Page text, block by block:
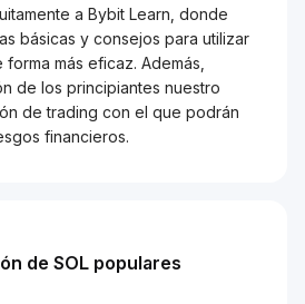
a Bybit Learn, donde
básicas y consejos para utilizar
más eficaz. Además,
de los principiantes nuestro
de trading con el que podrán
financieros.
de SOL populares